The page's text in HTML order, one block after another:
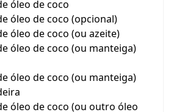
óleo de coco
óleo de coco (opcional)
óleo de coco (ou azeite)
óleo de coco (ou manteiga)
óleo de coco (ou manteiga)
óleo de coco (ou outro óleo